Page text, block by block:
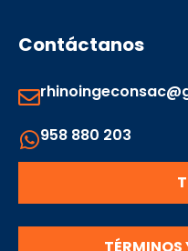
Contáctanos
958 880 203
TÉRMINOS